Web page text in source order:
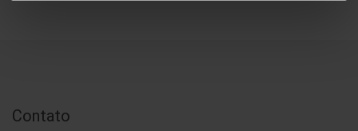
Contato